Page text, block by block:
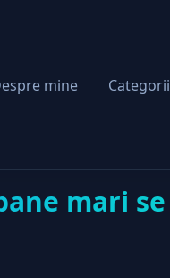
mine Categorii
mari se